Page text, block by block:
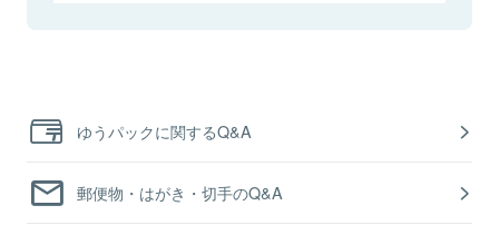
ゆうパックに関するQ&A
郵便物・はがき・切手のQ&A